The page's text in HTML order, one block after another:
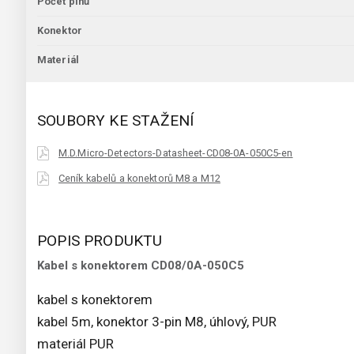
Konektor
Materiál
SOUBORY KE STAŽENÍ
M.D.Micro-Detectors-Datasheet-CD08-0A-050C5-en
Ceník kabelů a konektorů M8 a M12
POPIS PRODUKTU
Kabel s konektorem CD08/0A-050C5
kabel s konektorem
kabel 5m, konektor 3-pin M8, úhlový, PUR
materiál PUR